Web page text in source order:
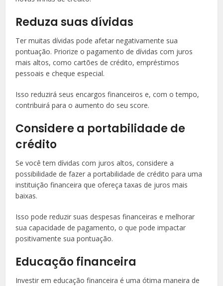
Reduza suas dívidas
Ter muitas dívidas pode afetar negativamente sua
pontuação. Priorize o pagamento de dívidas com juros
mais altos, como cartões de crédito, empréstimos
pessoais e cheque especial.
Isso reduzirá seus encargos financeiros e, com o tempo,
contribuirá para o aumento do seu score.
Considere a portabilidade de
crédito
Se você tem dívidas com juros altos, considere a
possibilidade de fazer a portabilidade de crédito para uma
instituição financeira que ofereça taxas de juros mais
baixas.
Isso pode reduzir suas despesas financeiras e melhorar
sua capacidade de pagamento, o que pode impactar
positivamente sua pontuação.
Educação financeira
Investir em educação financeira é uma ótima maneira de